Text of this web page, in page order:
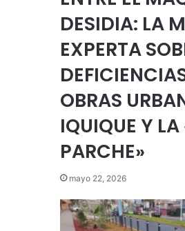
DESIDIA: LA
EXPERTA
OBRAS
IQUIQUE Y
PARCHE»
mayo 22, 2026